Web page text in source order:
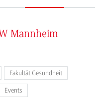
Mannheim
Fakultät Gesundheit
Events